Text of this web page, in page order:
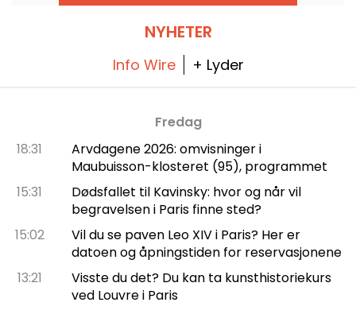
NYHETER
Info Wire + Lyder
Fredag
18:31
Arvdagene 2026: omvisninger i
Maubuisson-klosteret (95), programmet
15:31
Dødsfallet til Kavinsky: hvor og når vil
begravelsen i Paris finne sted?
15:02
Vil du se paven Leo XIV i Paris? Her er
datoen og åpningstiden for reservasjonene
13:21
Visste du det? Du kan ta kunsthistoriekurs
ved Louvre i Paris